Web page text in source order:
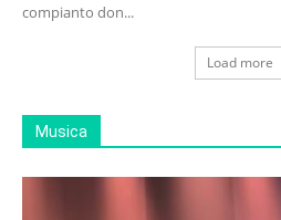
compianto don...
Load more
Musica